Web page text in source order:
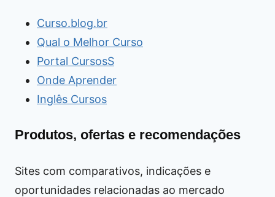
Curso.blog.br
Qual o Melhor Curso
Portal CursosS
Onde Aprender
Inglês Cursos
Produtos, ofertas e recomendações
Sites com comparativos, indicações e
oportunidades relacionadas ao mercado